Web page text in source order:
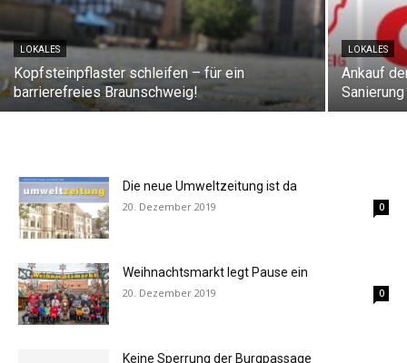
LOKALES
Kopfsteinpflaster schleifen – für ein
barrierefreies Braunschweig!
LOKALES
Ankauf
Die neue Umweltzeitung ist da
20. Dezember 2019 0
Weihnachtsmarkt legt Pause ein
20. Dezember 2019 0
Keine Sperrung der Burgpassage